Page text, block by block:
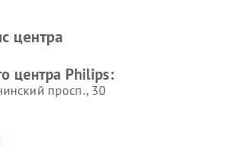
машин
Ремонт увлажнителей
центра
центра Philips:
просп., 30